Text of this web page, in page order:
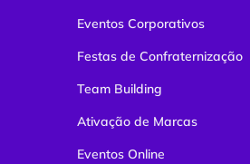
Eventos Corporativos
Festas de Confraternização
Team Building
Ativação de Marcas
Eventos Online